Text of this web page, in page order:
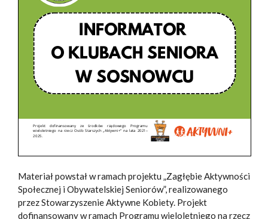
Materiał powstał w ramach projektu „Zagłębie Aktywności
Społecznej i Obywatelskiej Seniorów”, realizowanego
przez Stowarzyszenie Aktywne Kobiety. Projekt
dofinansowany w ramach Programu wieloletniego na rzecz